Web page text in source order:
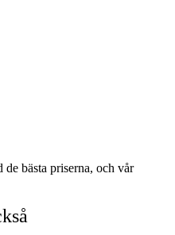
bästa priserna, och vår